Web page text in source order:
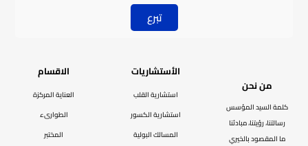
الاقسام
العناية المركزة
الطوارىء
المختبر
الأستشاريات
استشارية القلب
استشارية الكسور
المسالك البولية
من نحن
كلمة السيد المؤسس
رسالتنا، رؤيتنا، مبادئنا
ما المقصود بالخيري
تبرع